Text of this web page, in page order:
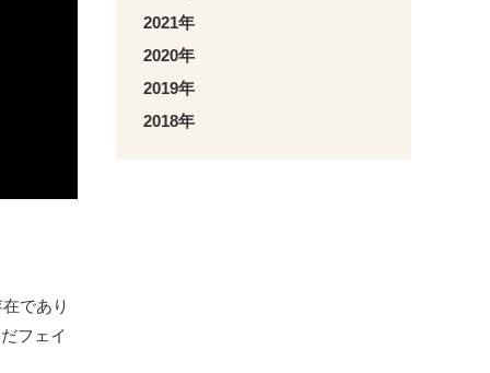
であり
フェイ
2021年
2020年
2019年
2018年